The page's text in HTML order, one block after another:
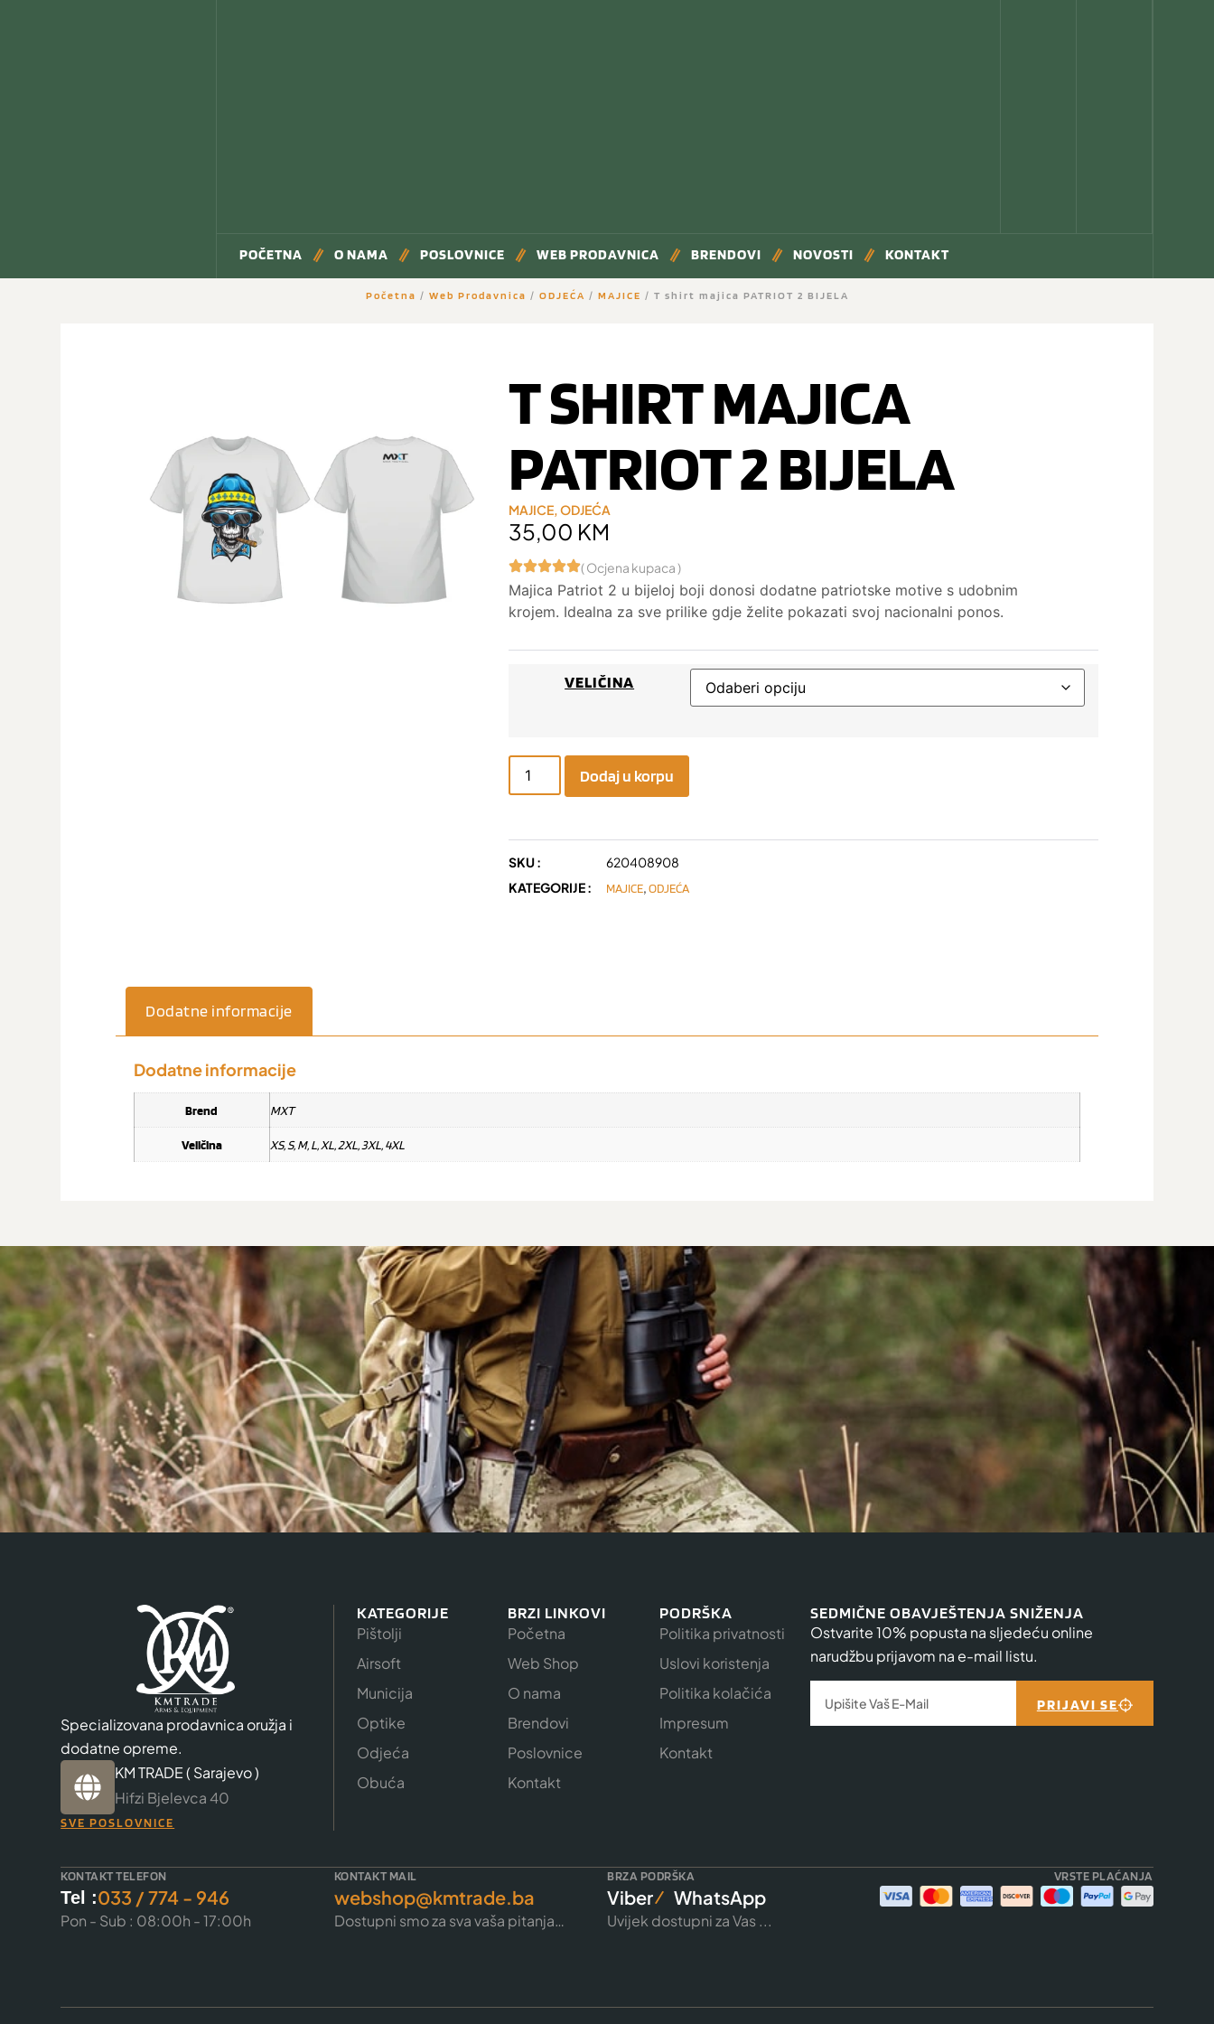
POČETNA O NAMA POSLOVNICE WEB PRODAVNICA BRENDOVI NOVOSTI KONTAKT
Početna / Web Prodavnica / ODJEĆA / MAJICE / T shirt majica PATRIOT 2 BIJELA
T SHIRT MAJICA
PATRIOT 2 BIJELA
MAJICE,ODJEĆA
35,00 KM
( Ocjena kupaca )
Majica Patriot 2 u bijeloj boji donosi dodatne patriotske motive s udobnim
krojem. Idealna za sve prilike gdje želite pokazati svoj nacionalni ponos.
VELIČINA
Dodaj u korpu
SKU :
620408908
KATEGORIJE :
MAJICE,ODJEĆA
Dodatne informacije
Dodatne informacije
Brend MXT
Veličina XS, S, M, L, XL, 2XL, 3XL, 4XL
Specializovana prodavnica oružja i
dodatne opreme.
KM TRADE ( Sarajevo )
Hifzi Bjelevca 40
SVE POSLOVNICE
KATEGORIJE
Pištolji
Airsoft
Municija
Optike
Odjeća
Obuća
BRZI LINKOVI
Početna
Web Shop
O nama
Brendovi
Poslovnice
Kontakt
PODRŠKA
Politika privatnosti
Uslovi koristenja
Politika kolačića
Impresum
Kontakt
SEDMIČNE OBAVJEŠTENJA SNIŽENJA
Ostvarite 10% popusta na sljedeću online
narudžbu prijavom na e-mail listu.
PRIJAVI SE
KONTAKT TELEFON
Tel :033 / 774 - 946
Pon - Sub : 08:00h - 17:00h
KONTAKT MAIL
webshop@kmtrade.ba
Dostupni smo za sva vaša pitanja…
BRZA PODRŠKA
Viber WhatsApp
Uvijek dostupni za Vas ...
VRSTE PLAĆANJA